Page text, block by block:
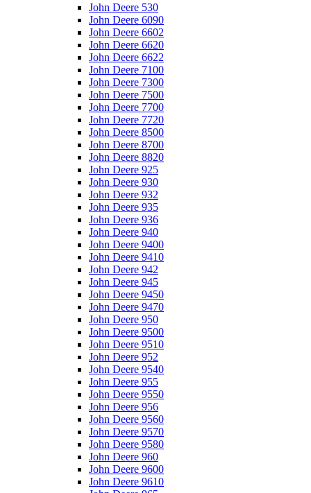
John Deere 530
John Deere 6090
John Deere 6602
John Deere 6620
John Deere 6622
John Deere 7100
John Deere 7300
John Deere 7500
John Deere 7700
John Deere 7720
John Deere 8500
John Deere 8700
John Deere 8820
John Deere 925
John Deere 930
John Deere 932
John Deere 935
John Deere 936
John Deere 940
John Deere 9400
John Deere 9410
John Deere 942
John Deere 945
John Deere 9450
John Deere 9470
John Deere 950
John Deere 9500
John Deere 9510
John Deere 952
John Deere 9540
John Deere 955
John Deere 9550
John Deere 956
John Deere 9560
John Deere 9570
John Deere 9580
John Deere 960
John Deere 9600
John Deere 9610